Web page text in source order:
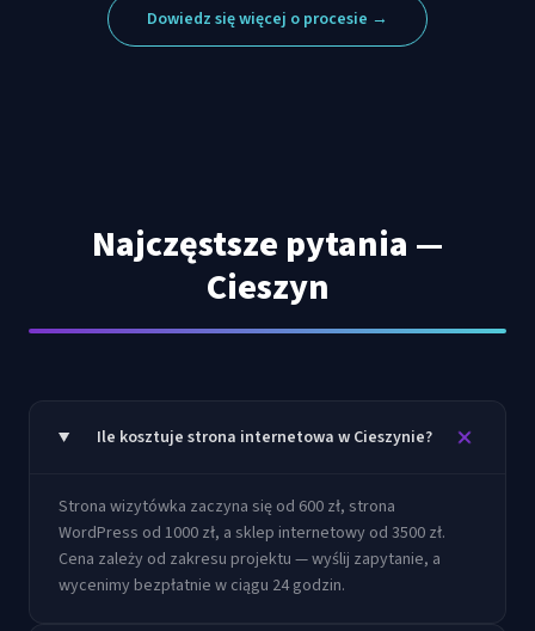
Dowiedz się więcej o procesie →
Najczęstsze pytania —
Cieszyn
Ile kosztuje strona internetowa w Cieszynie?
Strona wizytówka zaczyna się od 600 zł, strona
WordPress od 1000 zł, a sklep internetowy od 3500 zł.
Cena zależy od zakresu projektu — wyślij zapytanie, a
wycenimy bezpłatnie w ciągu 24 godzin.